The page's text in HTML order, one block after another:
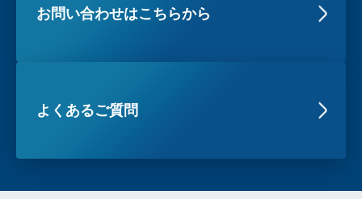
お問い合わせはこちらから
よくあるご質問